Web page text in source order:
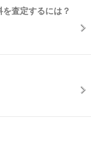
査定するには？